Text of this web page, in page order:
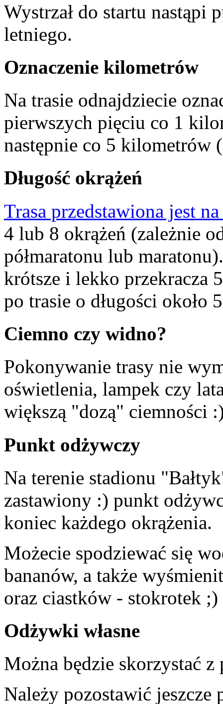
Wystrzał do startu nastąpi
letniego.
Oznaczenie kilometrów
Na trasie odnajdziecie
pierwszych pięciu co 1
następnie co 5 kilometrów
Długość okrążeń
Trasa przedstawiona jest
4 lub 8 okrążeń (zależnie
półmaratonu lub
krótsze i lekko przekracza
po trasie o długości około
Ciemno czy widno?
Pokonywanie trasy nie
oświetlenia, lampek czy
większą "dozą" ciemności
Punkt odżywczy
Na terenie stadionu
zastawiony :) punkt
koniec każdego okrążenia.
Możecie spodziewać się
bananów, a także
oraz ciastków - stokrotek ;)
Odżywki własne
Można będzie skorzystać
Należy pozostawić jeszcze